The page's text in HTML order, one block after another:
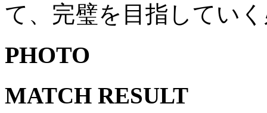
て、完璧を目指してい
PHOTO
MATCH RESULT